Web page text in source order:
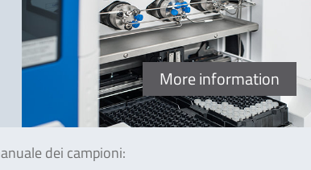
More information
dei campioni: